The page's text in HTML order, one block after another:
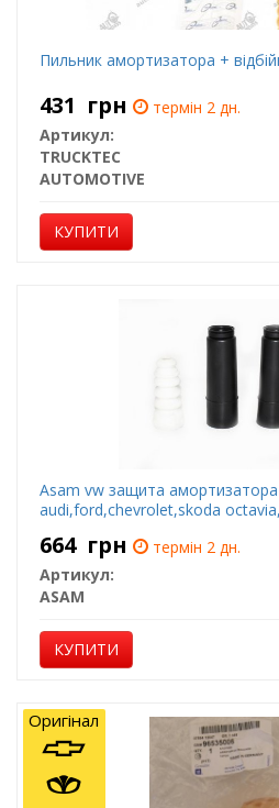
Пильник амортизатора +
431 грн
термін 2 дн.
Артикул:
TRUCKTEC
AUTOMOTIVE
КУПИТИ
Asam vw защита амортизатора
audi,ford,chevrolet,skoda
664 грн
термін 2 дн.
Артикул:
ASAM
КУПИТИ
Оригінал